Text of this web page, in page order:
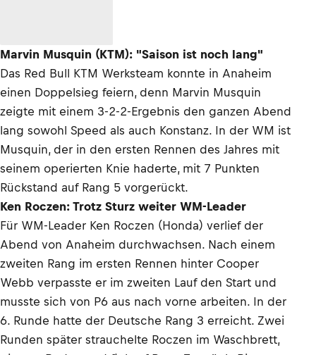
Marvin Musquin (KTM): "Saison ist noch lang"
Das Red Bull KTM Werksteam konnte in Anaheim
einen Doppelsieg feiern, denn Marvin Musquin
zeigte mit einem 3-2-2-Ergebnis den ganzen Abend
lang sowohl Speed als auch Konstanz. In der WM ist
Musquin, der in den ersten Rennen des Jahres mit
seinem operierten Knie haderte, mit 7 Punkten
Rückstand auf Rang 5 vorgerückt.
Ken Roczen: Trotz Sturz weiter WM-Leader
Für WM-Leader Ken Roczen (Honda) verlief der
Abend von Anaheim durchwachsen. Nach einem
zweiten Rang im ersten Rennen hinter Cooper
Webb verpasste er im zweiten Lauf den Start und
musste sich von P6 aus nach vorne arbeiten. In der
6. Runde hatte der Deutsche Rang 3 erreicht. Zwei
Runden später strauchelte Roczen im Waschbrett,